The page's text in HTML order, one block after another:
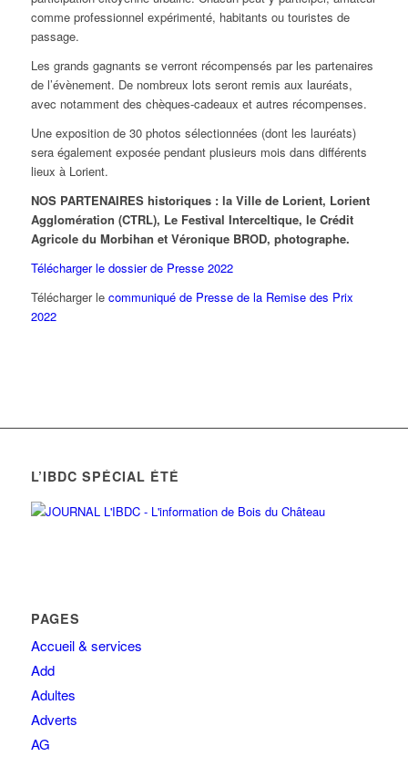
comme professionnel expérimenté, habitants ou touristes de
passage.
Les grands gagnants se verront récompensés par les partenaires
de l’évènement. De nombreux lots seront remis aux lauréats,
avec notamment des chèques-cadeaux et autres récompenses.
Une exposition de 30 photos sélectionnées (dont les lauréats)
sera également exposée pendant plusieurs mois dans différents
lieux à Lorient.
NOS PARTENAIRES historiques : la Ville de Lorient, Lorient
Agglomération (CTRL), Le Festival Interceltique, le Crédit
Agricole du Morbihan et Véronique BROD, photographe.
Télécharger le dossier de Presse 2022
Télécharger le communiqué de Presse de la Remise des Prix
2022
L’IBDC SPÉCIAL ÉTÉ
PAGES
Accueil & services
Add
Adultes
Adverts
AG